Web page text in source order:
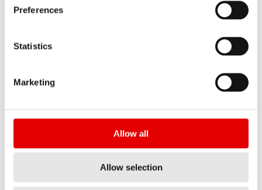
Preferences
Statistics
Marketing
Allow all
Allow selection
En savoir plus sur nos technologies de
suspension développées en interne :